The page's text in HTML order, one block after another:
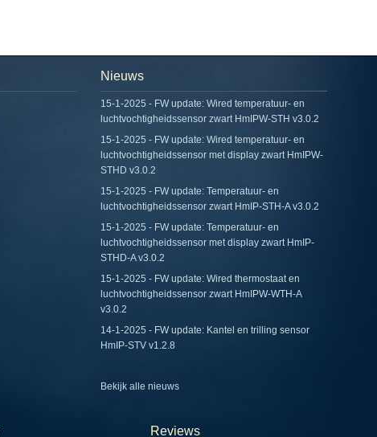
Nieuws
15-1-2025 - FW update: Wired temperatuur- en
luchtvochtigheidssensor zwart HmIPW-STH v3.0.2
15-1-2025 - FW update: Wired temperatuur- en
luchtvochtigheidssensor met display zwart HmIPW-
STHD v3.0.2
15-1-2025 - FW update: Temperatuur- en
luchtvochtigheidssensor zwart HmIP-STH-A v3.0.2
15-1-2025 - FW update: Temperatuur- en
luchtvochtigheidssensor met display zwart HmIP-
STHD-A v3.0.2
15-1-2025 - FW update: Wired thermostaat en
luchtvochtigheidssensor zwart HmIPW-WTH-A
v3.0.2
14-1-2025 - FW update: Kantel en trilling sensor
HmIP-STV v1.2.8
Bekijk alle nieuws
Reviews